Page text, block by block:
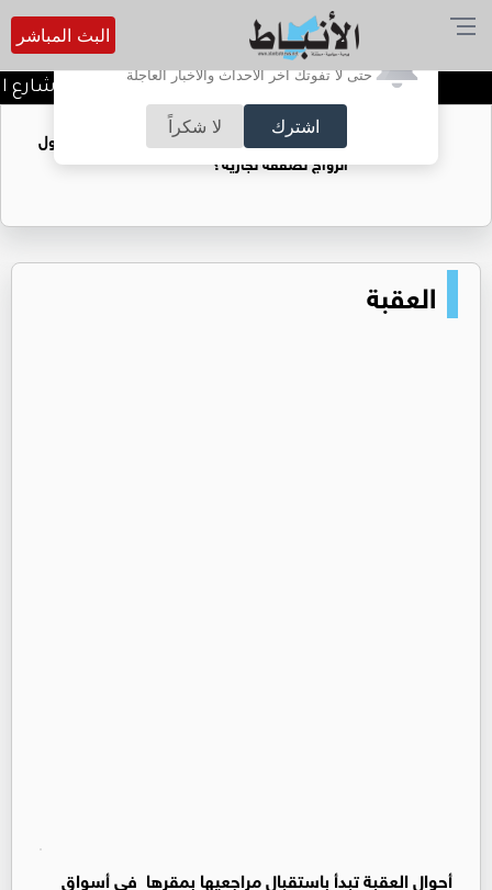
أترغب في تفعيل الإشعارات؟
حتى لا تفوتك آخر الأحداث والأخبار العاجلة
اشترك لا شكراً
البث المباشر
توقيف شبكات دعارة في شارع
فتيات يستغللنه لتحقيق مكاسب مادية.. هل تحول
الزواج لصفقة تجارية؟
العقبة
أحوال العقبة تبدأ باستقبال مراجعيها بمقرها في أسواق